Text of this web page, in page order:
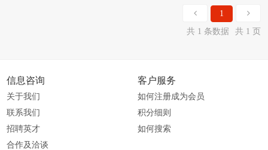
1
共 1 条数据
共 1 页
信息咨询
关于我们
联系我们
招聘英才
合作及洽谈
客户服务
如何注册成为会员
积分细则
如何搜索